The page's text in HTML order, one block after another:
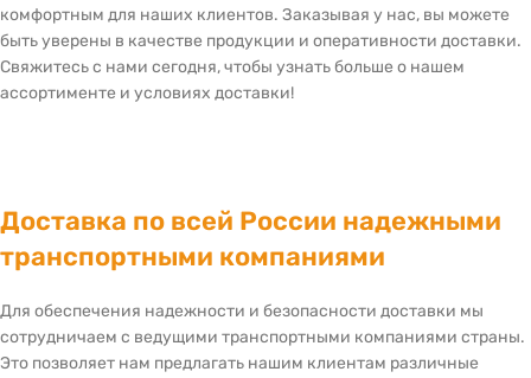
комфортным для наших клиентов. Заказывая у нас, вы можете
быть уверены в качестве продукции и оперативности доставки.
Свяжитесь с нами сегодня, чтобы узнать больше о нашем
ассортименте и условиях доставки!
Доставка по всей России надежными
транспортными компаниями
Для обеспечения надежности и безопасности доставки мы
сотрудничаем с ведущими транспортными компаниями страны.
Это позволяет нам предлагать нашим клиентам различные